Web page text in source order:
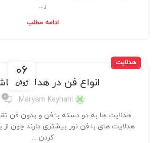
ر...
ادامه مطلب
06
ژوئن
هدلایت
انواع فن در هدلایت
Maryam Keyhani
0
هدلایت ها به دو دسته با فن و بدون فن
هدلایت های با فن نور بیشتری دارند چون
کردن ...